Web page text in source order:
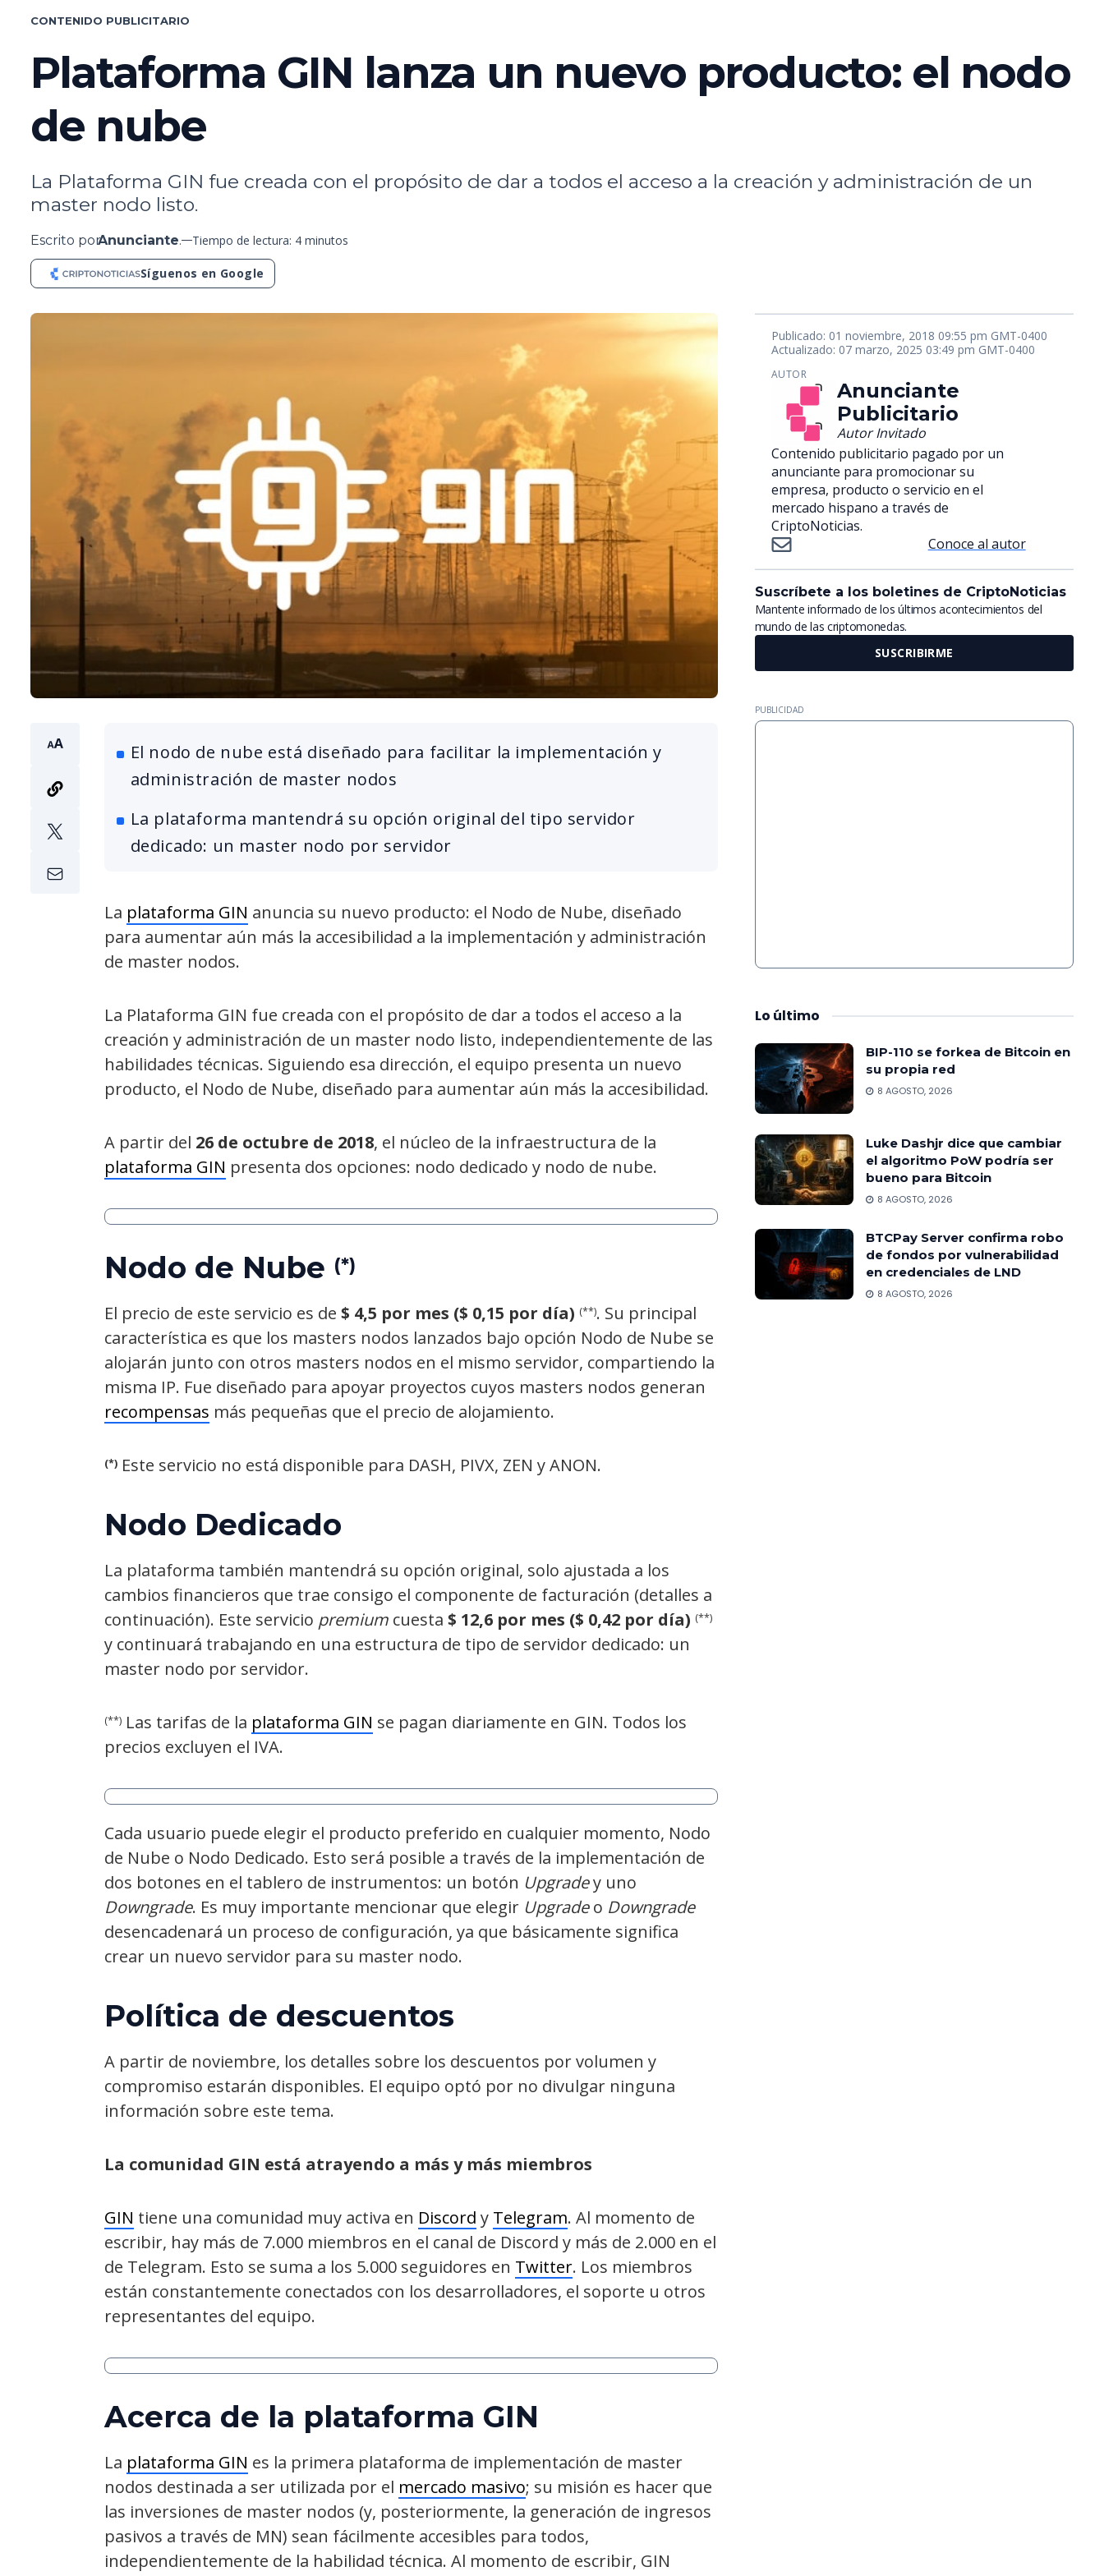
CONTENIDO PUBLICITARIO
Plataforma GIN lanza un nuevo producto: el nodo
de nube
La Plataforma GIN fue creada con el propósito de dar a todos el acceso a la creación y administración de un
master nodo listo.
Escrito porAnunciante. Tiempo de lectura: 4 minutos
Síguenos en Google
El nodo de nube está diseñado para facilitar la implementación y
administración de master nodos
La plataforma mantendrá su opción original del tipo servidor
dedicado: un master nodo por servidor
La plataforma GIN anuncia su nuevo producto: el Nodo de Nube, diseñado
para aumentar aún más la accesibilidad a la implementación y administración
de master nodos.
La Plataforma GIN fue creada con el propósito de dar a todos el acceso a la
creación y administración de un master nodo listo, independientemente de las
habilidades técnicas. Siguiendo esa dirección, el equipo presenta un nuevo
producto, el Nodo de Nube, diseñado para aumentar aún más la accesibilidad.
A partir del 26 de octubre de 2018, el núcleo de la infraestructura de la
plataforma GIN presenta dos opciones: nodo dedicado y nodo de nube.
Nodo de Nube (*)
El precio de este servicio es de $ 4,5 por mes ($ 0,15 por día) (**). Su principal
característica es que los masters nodos lanzados bajo opción Nodo de Nube se
alojarán junto con otros masters nodos en el mismo servidor, compartiendo la
misma IP. Fue diseñado para apoyar proyectos cuyos masters nodos generan
recompensas más pequeñas que el precio de alojamiento.
(*) Este servicio no está disponible para DASH, PIVX, ZEN y ANON.
Nodo Dedicado
La plataforma también mantendrá su opción original, solo ajustada a los
cambios financieros que trae consigo el componente de facturación (detalles a
continuación). Este servicio premium cuesta $ 12,6 por mes ($ 0,42 por día) (**)
y continuará trabajando en una estructura de tipo de servidor dedicado: un
master nodo por servidor.
(**) Las tarifas de la plataforma GIN se pagan diariamente en GIN. Todos los
precios excluyen el IVA.
Cada usuario puede elegir el producto preferido en cualquier momento, Nodo
de Nube o Nodo Dedicado. Esto será posible a través de la implementación de
dos botones en el tablero de instrumentos: un botón Upgradey uno
Downgrade. Es muy importante mencionar que elegir Upgradeo Downgrade
desencadenará un proceso de configuración, ya que básicamente significa
crear un nuevo servidor para su master nodo.
Política de descuentos
A partir de noviembre, los detalles sobre los descuentos por volumen y
compromiso estarán disponibles. El equipo optó por no divulgar ninguna
información sobre este tema.
La comunidad GIN está atrayendo a más y más miembros
GIN tiene una comunidad muy activa en Discord y Telegram. Al momento de
escribir, hay más de 7.000 miembros en el canal de Discord y más de 2.000 en el
de Telegram. Esto se suma a los 5.000 seguidores en Twitter. Los miembros
están constantemente conectados con los desarrolladores, el soporte u otros
representantes del equipo.
Acerca de la plataforma GIN
La plataforma GIN es la primera plataforma de implementación de master
nodos destinada a ser utilizada por el mercado masivo; su misión es hacer que
las inversiones de master nodos (y, posteriormente, la generación de ingresos
pasivos a través de MN) sean fácilmente accesibles para todos,
independientemente de la habilidad técnica. Al momento de escribir, GIN
Publicado: 01 noviembre, 2018 09:55 pm GMT-0400
Actualizado: 07 marzo, 2025 03:49 pm GMT-0400
AUTOR
Anunciante
Publicitario
Autor Invitado
Contenido publicitario pagado por un
anunciante para promocionar su
empresa, producto o servicio en el
mercado hispano a través de
CriptoNoticias.
Conoce al autor
Suscríbete a los boletines de CriptoNoticias
Mantente informado de los últimos acontecimientos del
mundo de las criptomonedas.
SUSCRIBIRME
PUBLICIDAD
Lo último
BIP-110 se forkea de Bitcoin en
su propia red
8 AGOSTO, 2026
Luke Dashjr dice que cambiar
el algoritmo PoW podría ser
bueno para Bitcoin
8 AGOSTO, 2026
BTCPay Server confirma robo
de fondos por vulnerabilidad
en credenciales de LND
8 AGOSTO, 2026